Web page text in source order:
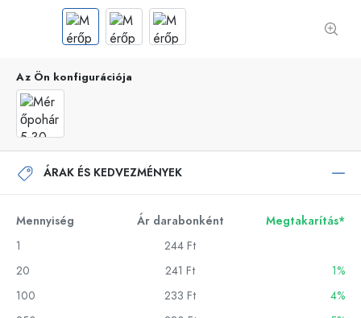
Az Ön konfigurációja
ÁRAK ÉS KEDVEZMÉNYEK
Mennyiség Ár darabonként
Megtakarítás*
1
244 Ft
20
241 Ft
1%
100
233 Ft
4%